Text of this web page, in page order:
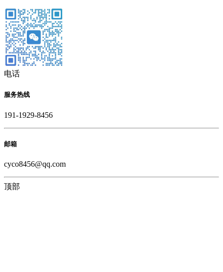
电话
服务热线
191-1929-8456
邮箱
cyco8456@qq.com
顶部